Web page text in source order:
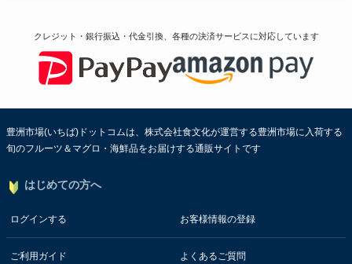
クレジット・銀行振込・代金引換、各種の決済サービスに対応しています
豊洲市場(いちば)ドットコムは、株式会社食文化が運営する豊洲市場に入荷する
旬のフルーツ＆マグロ・海鮮品をお届けする通販サイトです
はじめての方へ
ログインする お客様情報の登録
ご利用ガイド よくあるご質問